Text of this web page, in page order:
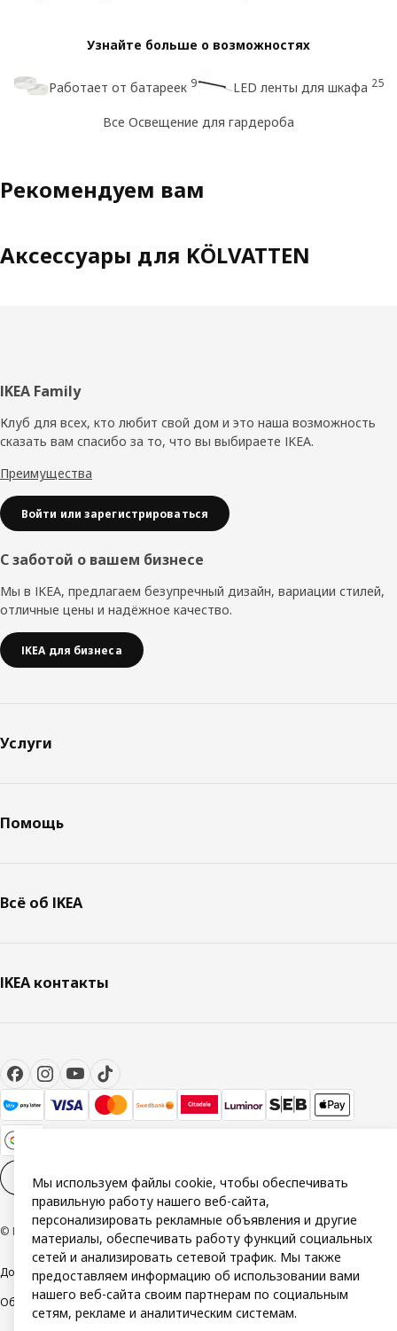
Узнайте больше о возможностях
Работает от батареек 9 LED ленты для шкафа 25
Все Освещение для гардероба
Рекомендуем вам
Аксессуары для KÖLVATTEN
Нижний
колонтитул
IKEA Family
Клуб для всех, кто любит свой дом и это наша возможность
сказать вам спасибо за то, что вы выбираете IKEA.
Преимущества
Войти или зарегистрироваться
С заботой о вашем бизнесе
Мы в IKEA, предлагаем безупречный дизайн, вариации стилей,
отличные цены и надёжное качество.
IKEA для бизнеса
Услуги
Помощь
Всё об IKEA
IKEA контакты
Настройки файлов cookies RU
© Inter IKEA Systems B.V. 1999-2026
ДоступностьПолитика конфиденциальности и использования cookie
Общие условияСвяжитесь с нами
Мы используем файлы cookie, чтобы обеспечивать
правильную работу нашего веб-сайта,
персонализировать рекламные объявления и другие
материалы, обеспечивать работу функций социальных
сетей и анализировать сетевой трафик. Мы также
предоставляем информацию об использовании вами
нашего веб-сайта своим партнерам по социальным
сетям, рекламе и аналитическим системам.